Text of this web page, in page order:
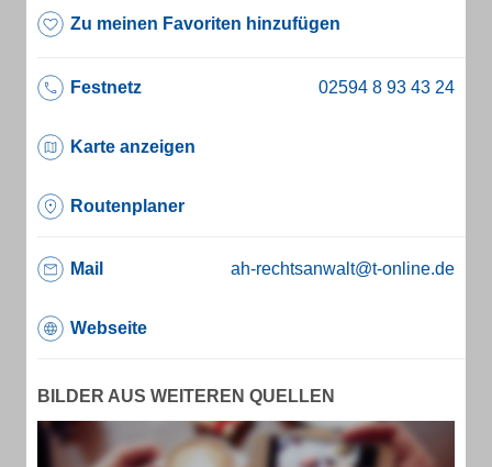
Zu meinen Favoriten hinzufügen
Festnetz
Karte anzeigen
Routenplaner
Mail ah-rechtsanwalt@t-online.de
Webseite
BILDER AUS WEITEREN QUELLEN